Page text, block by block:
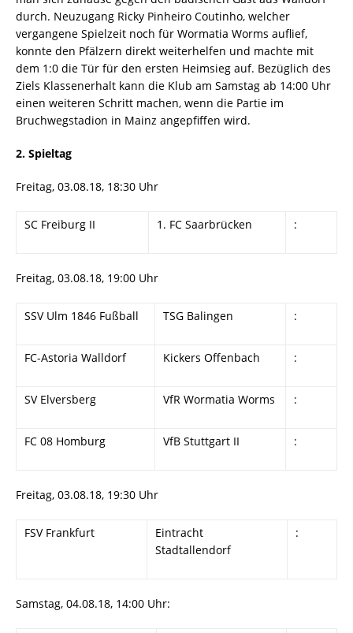
durch. Neuzugang Ricky Pinheiro Coutinho, welcher
vergangene Spielzeit noch für Wormatia Worms auflief,
konnte den Pfälzern direkt weiterhelfen und machte mit
dem 1:0 die Tür für den ersten Heimsieg auf. Bezüglich des
Ziels Klassenerhalt kann die Klub am Samstag ab 14:00 Uhr
einen weiteren Schritt machen, wenn die Partie im
Bruchwegstadion in Mainz angepfiffen wird.
2. Spieltag
Freitag, 03.08.18, 18:30 Uhr
SC Freiburg II 1. FC Saarbrücken :
Freitag, 03.08.18, 19:00 Uhr
SSV Ulm 1846 Fußball TSG Balingen :
FC-Astoria Walldorf Kickers Offenbach :
SV Elversberg VfR Wormatia Worms :
FC 08 Homburg VfB Stuttgart II :
Freitag, 03.08.18, 19:30 Uhr
FSV Frankfurt
Eintracht
Stadtallendorf
:
Samstag, 04.08.18, 14:00 Uhr: